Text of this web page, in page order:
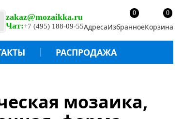
zakaz@mozaikka.ru
Чат:+7 (495) 188-09-55Адреса
0
ИзбранноеКорзина
0
РАСПРОДАЖА
мозаика,